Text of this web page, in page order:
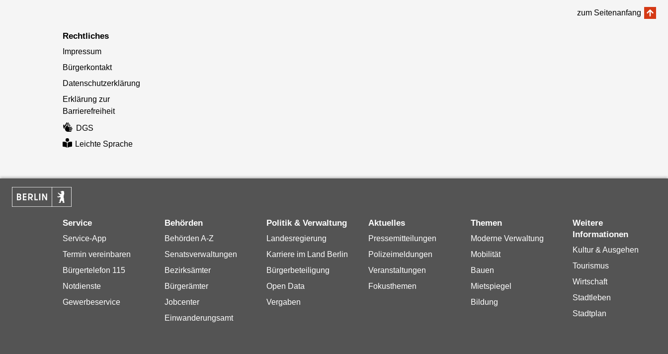
zum Seitenanfang
Rechtliches
Impressum
Bürgerkontakt
Datenschutzerklärung
Erklärung zur
Barrierefreiheit
DGS
Leichte Sprache
Service
Service-App
Termin vereinbaren
Bürgertelefon 115
Notdienste
Gewerbeservice
Behörden
Behörden A-Z
Senatsverwaltungen
Bezirksämter
Bürgerämter
Jobcenter
Einwanderungsamt
Politik & Verwaltung
Landesregierung
Karriere im Land Berlin
Bürgerbeteiligung
Open Data
Vergaben
Aktuelles
Pressemitteilungen
Polizeimeldungen
Veranstaltungen
Fokusthemen
Themen
Moderne Verwaltung
Mobilität
Bauen
Mietspiegel
Bildung
Weitere
Informationen
Kultur & Ausgehen
Tourismus
Wirtschaft
Stadtleben
Stadtplan